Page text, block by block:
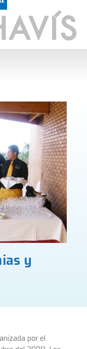
y
por el